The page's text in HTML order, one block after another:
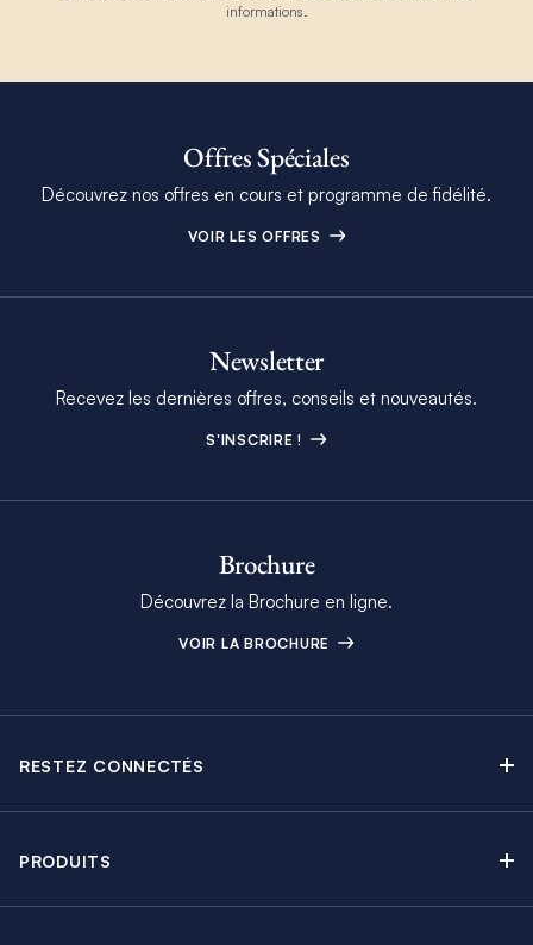
informations.
Offres Spéciales
Découvrez nos offres en cours et programme de fidélité.
VOIR LES OFFRES
Newsletter
Recevez les dernières offres, conseils et nouveautés.
S'INSCRIRE !
Brochure
Découvrez la Brochure en ligne.
VOIR LA BROCHURE
RESTEZ CONNECTÉS
PRODUITS